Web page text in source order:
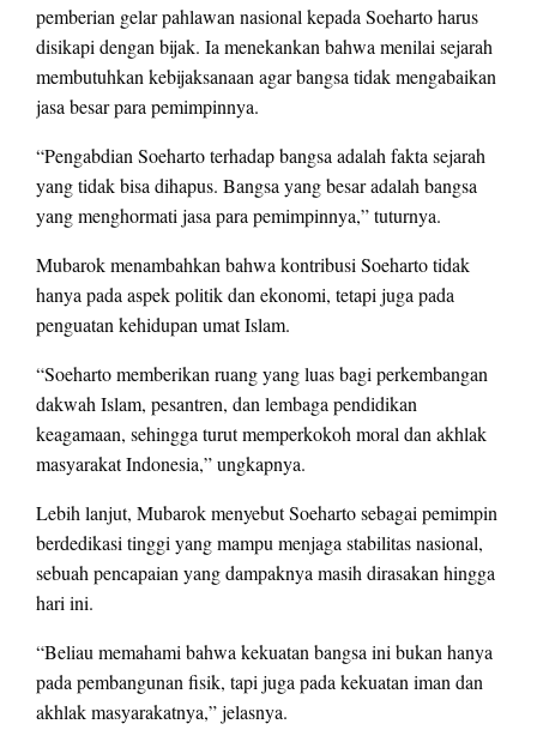
pemberian gelar pahlawan nasional kepada Soeharto harus
disikapi dengan bijak. Ia menekankan bahwa menilai sejarah
membutuhkan kebijaksanaan agar bangsa tidak mengabaikan
jasa besar para pemimpinnya.
“Pengabdian Soeharto terhadap bangsa adalah fakta sejarah
yang tidak bisa dihapus. Bangsa yang besar adalah bangsa
yang menghormati jasa para pemimpinnya,” tuturnya.
Mubarok menambahkan bahwa kontribusi Soeharto tidak
hanya pada aspek politik dan ekonomi, tetapi juga pada
penguatan kehidupan umat Islam.
“Soeharto memberikan ruang yang luas bagi perkembangan
dakwah Islam, pesantren, dan lembaga pendidikan
keagamaan, sehingga turut memperkokoh moral dan akhlak
masyarakat Indonesia,” ungkapnya.
Lebih lanjut, Mubarok menyebut Soeharto sebagai pemimpin
berdedikasi tinggi yang mampu menjaga stabilitas nasional,
sebuah pencapaian yang dampaknya masih dirasakan hingga
hari ini.
“Beliau memahami bahwa kekuatan bangsa ini bukan hanya
pada pembangunan fisik, tapi juga pada kekuatan iman dan
akhlak masyarakatnya,” jelasnya.